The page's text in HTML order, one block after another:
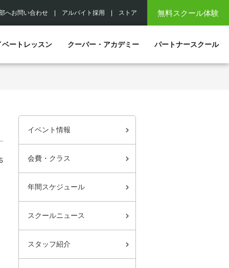
無料スクール体験
へお問い合わせ アルバイト採用 ストア
ベートレッスン クーバー・アカデミー パートナースクール
イベント情報
会費・クラス
年間スケジュール
スクールニュース
スタッフ紹介